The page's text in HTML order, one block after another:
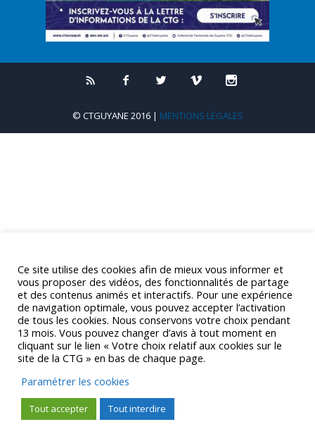
© CTGUYANE 2016 | MENTIONS LÉGALES
Ce site utilise des cookies afin de mieux vous informer et
vous proposer des vidéos, des fonctionnalités de partage
et des contenus animés et interactifs. Pour une expérience
de navigation optimale, vous pouvez accepter l’activation
de tous les cookies. Nous conservons votre choix pendant
13 mois. Vous pouvez changer d’avis à tout moment en
cliquant sur le lien « Votre choix relatif aux cookies sur le
site de la CTG » en bas de chaque page.
Paramétrer les cookies
Tout accepter Tout interdire